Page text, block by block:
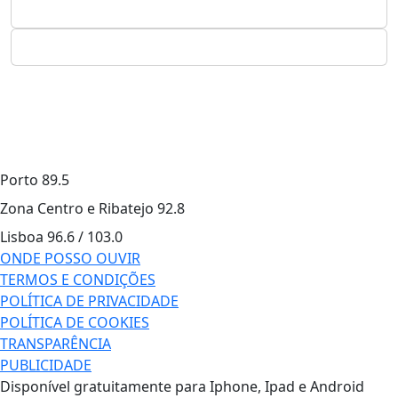
Porto 89.5
Zona Centro e Ribatejo 92.8
Lisboa 96.6 / 103.0
ONDE POSSO OUVIR
TERMOS E CONDIÇÕES
POLÍTICA DE PRIVACIDADE
POLÍTICA DE COOKIES
TRANSPARÊNCIA
PUBLICIDADE
Disponível gratuitamente para Iphone, Ipad e Android